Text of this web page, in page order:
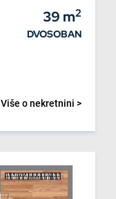
39 m2
DVOSOBAN
Više o nekretnini >